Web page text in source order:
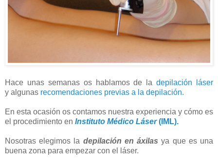
Hace unas semanas os hablamos de la depilación láser
y algunas recomendaciones previas a la depilación.
En esta ocasión os contamos nuestra experiencia y cómo es
el procedimiento en Instituto Médico Láser (IML).
Nosotras elegimos la depilación en áxilas ya que es una
buena zona para empezar con el láser.